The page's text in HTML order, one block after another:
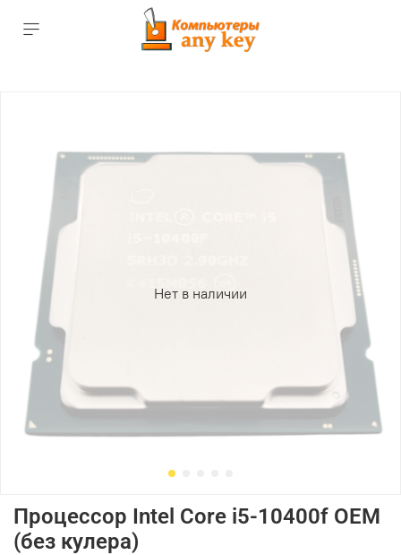
Нет в наличии
Процессор Intel Core i5-10400f OEM
(без кулера)